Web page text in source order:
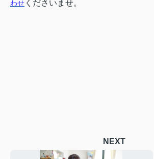
わせ くださいませ。
NEXT